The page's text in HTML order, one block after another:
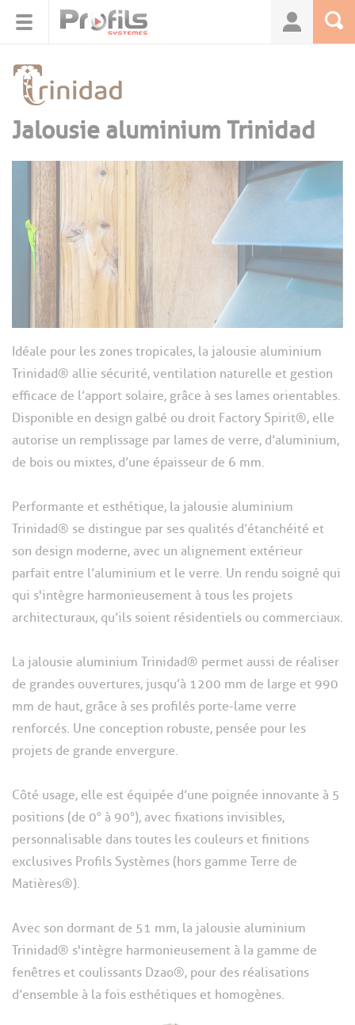
Jalousie aluminium Trinidad
Idéale pour les zones tropicales, la jalousie aluminium
Trinidad® allie sécurité, ventilation naturelle et gestion
efficace de l’apport solaire, grâce à ses lames orientables.
Disponible en design galbé ou droit Factory Spirit®, elle
autorise un remplissage par lames de verre, d’aluminium,
de bois ou mixtes, d’une épaisseur de 6 mm.
Performante et esthétique, la jalousie aluminium
Trinidad® se distingue par ses qualités d’étanchéité et
son design moderne, avec un alignement extérieur
parfait entre l’aluminium et le verre. Un rendu soigné qui
qui s'intègre harmonieusement à tous les projets
architecturaux, qu’ils soient résidentiels ou commerciaux.
La jalousie aluminium Trinidad® permet aussi de réaliser
de grandes ouvertures, jusqu’à 1200 mm de large et 990
mm de haut, grâce à ses profilés porte-lame verre
renforcés. Une conception robuste, pensée pour les
projets de grande envergure.
Côté usage, elle est équipée d’une poignée innovante à 5
positions (de 0° à 90°), avec fixations invisibles,
personnalisable dans toutes les couleurs et finitions
exclusives Profils Systèmes (hors gamme Terre de
Matières®).
Avec son dormant de 51 mm, la jalousie aluminium
Trinidad® s'intègre harmonieusement à la gamme de
fenêtres et coulissants Dzao®, pour des réalisations
d’ensemble à la fois esthétiques et homogènes.
Panneau de gestion des cookies